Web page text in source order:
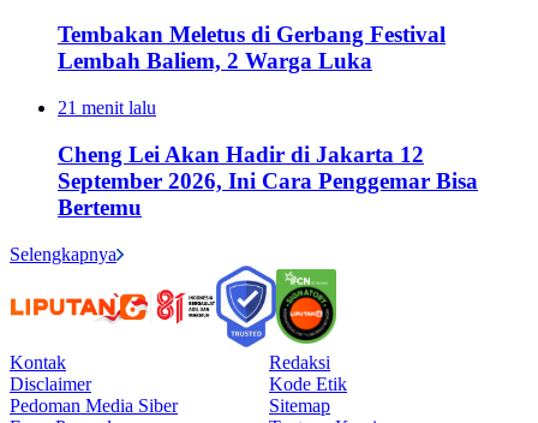
Tembakan Meletus di Gerbang Festival
Lembah Baliem, 2 Warga Luka
21 menit lalu
Cheng Lei Akan Hadir di Jakarta 12
September 2026, Ini Cara Penggemar Bisa
Bertemu
Selengkapnya
Kontak
Redaksi
Disclaimer
Kode Etik
Pedoman Media Siber
Sitemap